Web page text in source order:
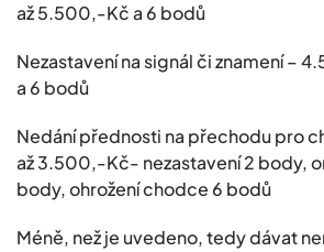
až 5.500,-Kč a 6 bodů
Nezastavení na signál či znamení –
a 6 bodů
Nedání přednosti na přechodu pro
až 3.500,-Kč- nezastavení 2 body,
body, ohrožení chodce 6 bodů
Méně, než je uvedeno, tedy dávat